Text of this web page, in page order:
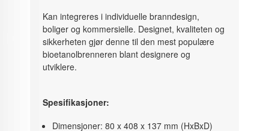
Kan integreres i individuelle branndesign,
boliger og kommersielle. Designet, kvaliteten og
sikkerheten gjør denne til den mest populære
bioetanolbrenneren blant designere og
utviklere.
Spesifikasjoner:
Dimensjoner: 80 x 408 x 137 mm (HxBxD)